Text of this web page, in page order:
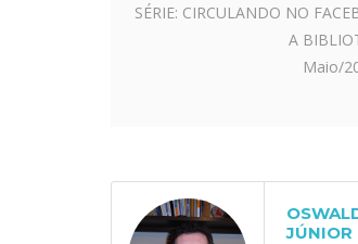
SÉRIE: CIRCULANDO NO
A
Maio/
JÚNIOR